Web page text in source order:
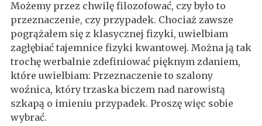
Możemy przez chwilę filozofować, czy było to
przeznaczenie, czy przypadek. Chociaż zawsze
pogrążałem się z klasycznej fizyki, uwielbiam
zagłębiać tajemnice fizyki kwantowej. Można ją tak
trochę werbalnie zdefiniować pięknym zdaniem,
które uwielbiam: Przeznaczenie to szalony
woźnica, który trzaska biczem nad narowistą
szkapą o imieniu przypadek. Proszę więc sobie
wybrać.